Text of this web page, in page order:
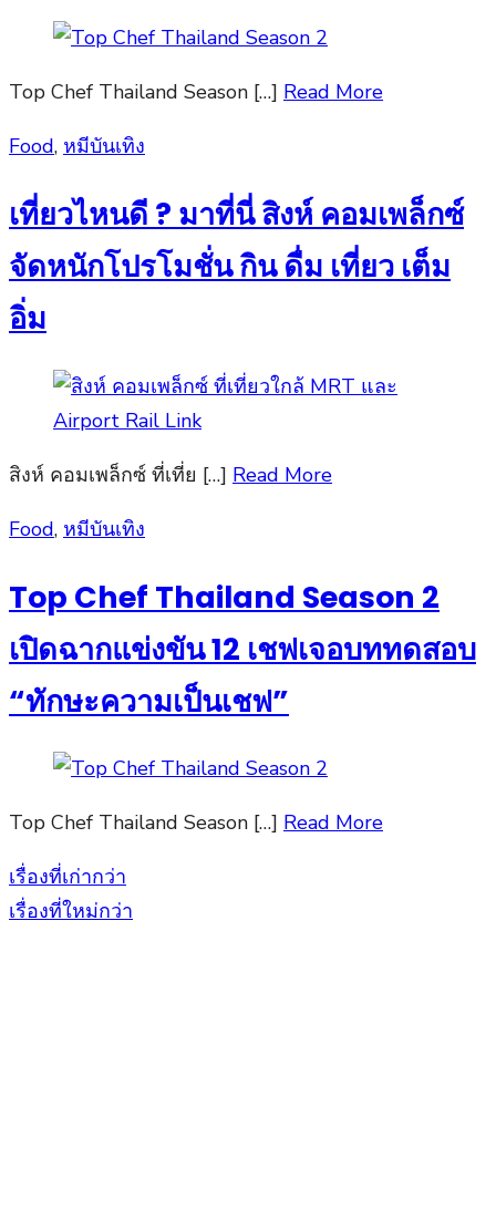
Top Chef Thailand Season […] Read More
Posted
Food, หมีบันเทิง
เที่ยวไหนดี ? มาที่นี่ สิงห์ คอมเพล็กซ์
จัดหนักโปรโมชั่น กิน ดื่ม เที่ยว เต็ม
อิ่ม
สิงห์ คอมเพล็กซ์ ที่เที่ย […] Read More
Posted
Food, หมีบันเทิง
Top Chef Thailand Season 2
เปิดฉากแข่งขัน 12 เชฟเจอบททดสอบ
“ทักษะความเป็นเชฟ”
Top Chef Thailand Season […] Read More
แนะแนว
เรื่องที่เก่ากว่า
เรื่องที่ใหม่กว่า